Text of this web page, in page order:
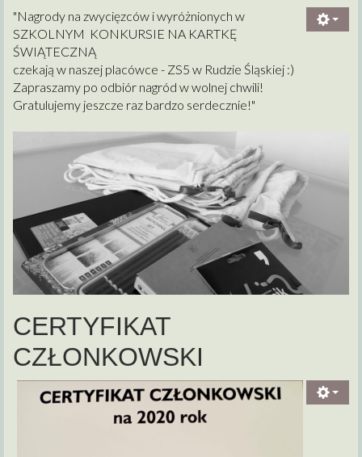
"Nagrody na zwycięzców i wyróżnionych w
SZKOLNYM KONKURSIE NA KARTKĘ
ŚWIĄTECZNĄ
czekają w naszej placówce - ZS5 w Rudzie Śląskiej :)
Zapraszamy po odbiór nagród w wolnej chwili!
Gratulujemy jeszcze raz bardzo serdecznie!"
CERTYFIKAT
CZŁONKOWSKI